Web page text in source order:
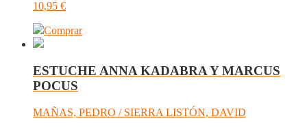
10,95 €
Comprar
ESTUCHE ANNA KADABRA Y MARCUS
POCUS
MAÑAS, PEDRO / SIERRA LISTÓN, DAVID